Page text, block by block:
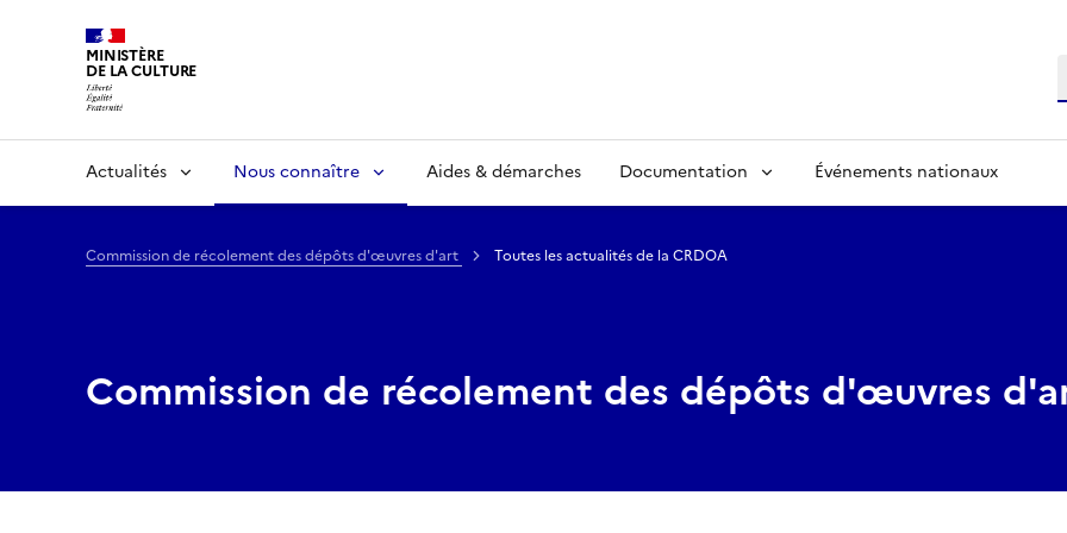
MINISTÈRE
DE LA CULTURE
Actualités Nous connaître Aides & démarches Documentation Événements nationaux
Commission de récolement des dépôts d'œuvres d'art Toutes les actualités de la CRDOA
Commission de récolement des dépôts d'œuvres